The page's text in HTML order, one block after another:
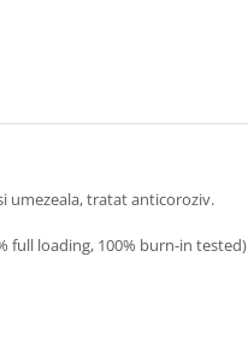
umezeala, tratat anticoroziv.
full loading, 100% burn-in tested)